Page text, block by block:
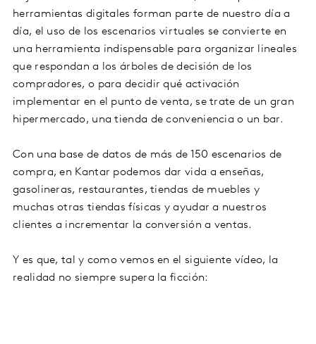
herramientas digitales forman parte de nuestro día a
día, el uso de los escenarios virtuales se convierte en
una herramienta indispensable para organizar lineales
que respondan a los árboles de decisión de los
compradores, o para decidir qué activación
implementar en el punto de venta, se trate de un gran
hipermercado, una tienda de conveniencia o un bar.
Con una base de datos de más de 150 escenarios de
compra, en Kantar podemos dar vida a enseñas,
gasolineras, restaurantes, tiendas de muebles y
muchas otras tiendas físicas y ayudar a nuestros
clientes a incrementar la conversión a ventas.
Y es que, tal y como vemos en el siguiente vídeo, la
realidad no siempre supera la ficción: